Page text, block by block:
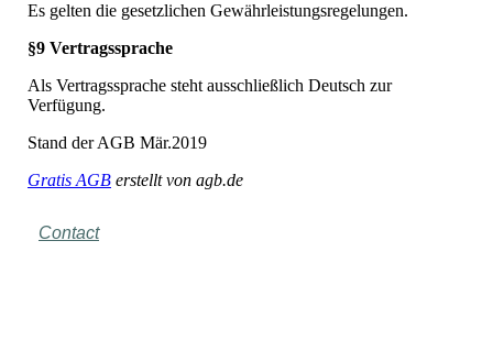
Es gelten die gesetzlichen Gewährleistungsregelungen.
§9 Vertragssprache
Als Vertragssprache steht ausschließlich Deutsch zur
Verfügung.
Stand der AGB Mär.2019
Gratis AGB erstellt von agb.de
Contact